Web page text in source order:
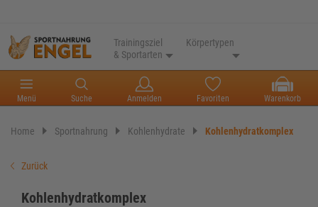
Trainingsziel
& Sportarten
Körpertypen
Menü Suche Anmelden Favoriten Warenkorb
Home Sportnahrung Kohlenhydrate Kohlenhydratkomplex
Zurück
Kohlenhydratkomplex